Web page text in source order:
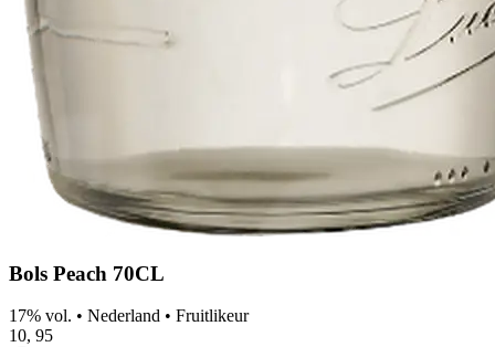
Bols Peach 70CL
17% vol. • Nederland • Fruitlikeur
10, 95